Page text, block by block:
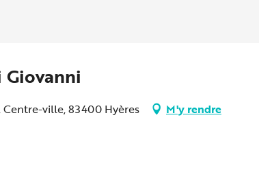
Giovanni
ville, 83400 Hyères M'y rendre